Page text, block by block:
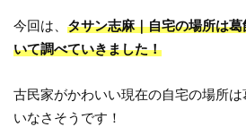
今回は、タサン志麻｜自宅の場所は
いて調べていきました！
古民家がかわいい現在の自宅の場所
いなさそうです！